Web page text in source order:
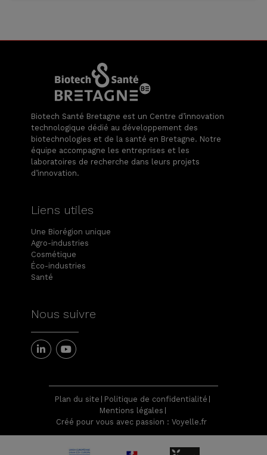
Biotech Santé Bretagne est un Centre d’innovation
technologique dédié au développement des
biotechnologies et de la santé en Bretagne. Notre
équipe accompagne les entreprises et les
laboratoires de recherche dans leurs projets
d’innovation.
Liens utiles
Une Biorégion unique
Agro-industries
Cosmétique
Éco-industries
Santé
Nous suivre
Plan du site
Politique de confidentialité
Mentions légales
Créé pour vous avec passion : Voyelle.fr